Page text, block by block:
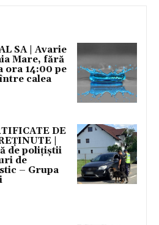
SA | Avarie
Mare, fără
ora 14:00 pe
calea
DE
|
de polițiștii
de
– Grupa